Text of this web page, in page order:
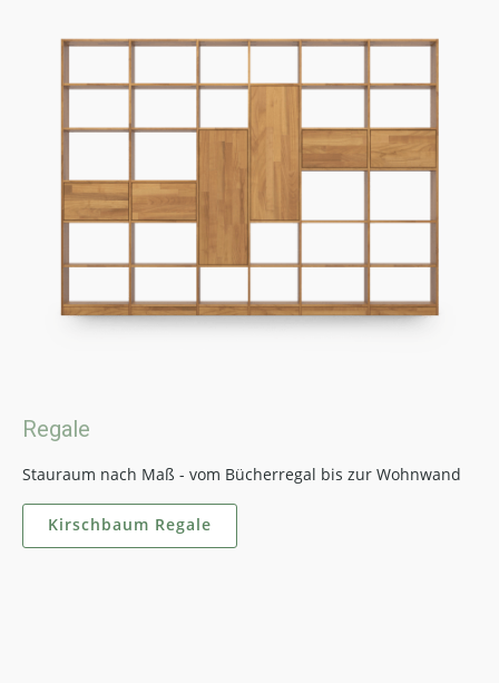
Regale
Stauraum nach Maß - vom Bücherregal bis zur Wohnwand
Kirschbaum Regale